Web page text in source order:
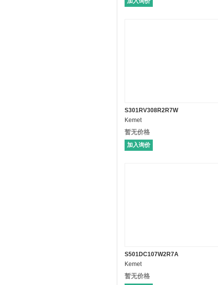
S301RV308R2R7W
Kemet
暂无价格
加入询价
S501DC107W2R7A
Kemet
暂无价格